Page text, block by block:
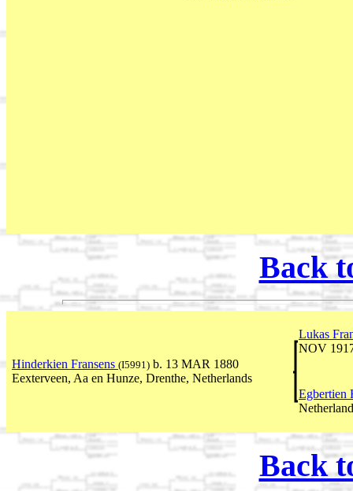
Back
Lukas
NOV
Hinderkien Fransens (I5991) b. 13 MAR 1880
Eexterveen, Aa en Hunze, Drenthe, Netherlands
Egbertien
Back